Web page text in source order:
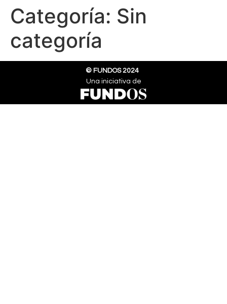
Categoría: Sin
categoría
© FUNDOS 2024
Una iniciativa de